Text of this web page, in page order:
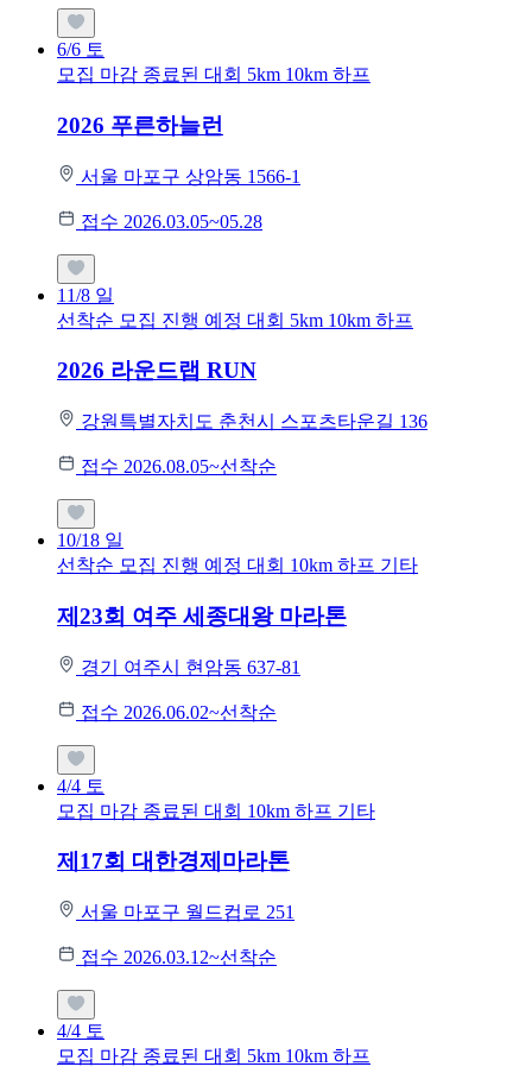
6/6 토
모집 마감 종료된 대회 5km 10km 하프
2026 푸른하늘런
서울 마포구 상암동 1566-1
접수 2026.03.05~05.28
11/8 일
선착순 모집 진행 예정 대회 5km 10km 하프
2026 라운드랩 RUN
강원특별자치도 춘천시 스포츠타운길 136
접수 2026.08.05~선착순
10/18 일
선착순 모집 진행 예정 대회 10km 하프 기타
제23회 여주 세종대왕 마라톤
경기 여주시 현암동 637-81
접수 2026.06.02~선착순
4/4 토
모집 마감 종료된 대회 10km 하프 기타
제17회 대한경제마라톤
서울 마포구 월드컵로 251
접수 2026.03.12~선착순
4/4 토
모집 마감 종료된 대회 5km 10km 하프